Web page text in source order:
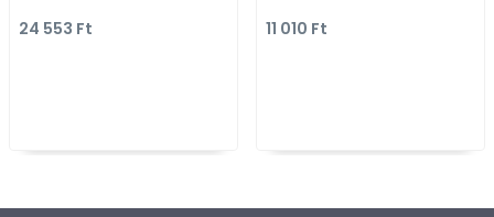
fém bútorfogantyú
24 553 Ft
Bútorajtó felületébe
11 010 Ft